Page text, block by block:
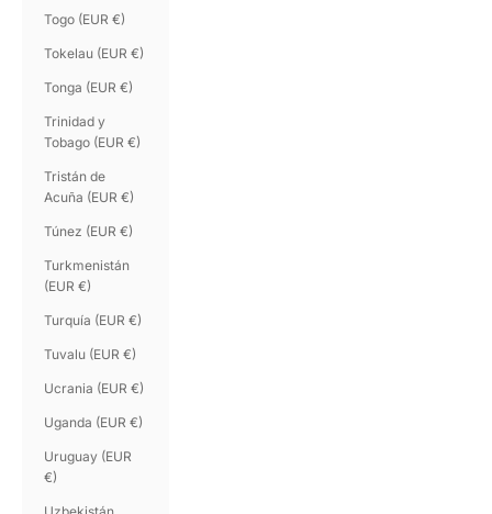
Togo (EUR €)
Tokelau (EUR €)
Tonga (EUR €)
Trinidad y
Tobago (EUR €)
Tristán de
Acuña (EUR €)
Túnez (EUR €)
Turkmenistán
(EUR €)
Turquía (EUR €)
Tuvalu (EUR €)
Ucrania (EUR €)
Uganda (EUR €)
Uruguay (EUR
€)